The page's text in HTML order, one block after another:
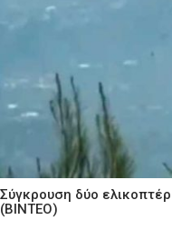
Σύγκρουση δύο
(ΒΙΝΤΕΟ)